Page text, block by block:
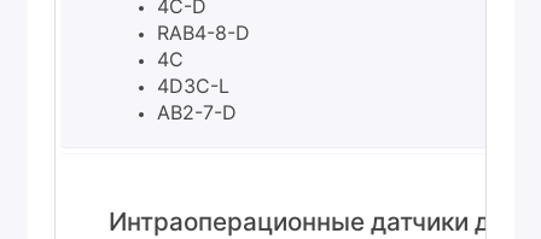
4C-D
RAB4-8-D
4C
4D3C-L
AB2-7-D
Интраоперационные датчики для